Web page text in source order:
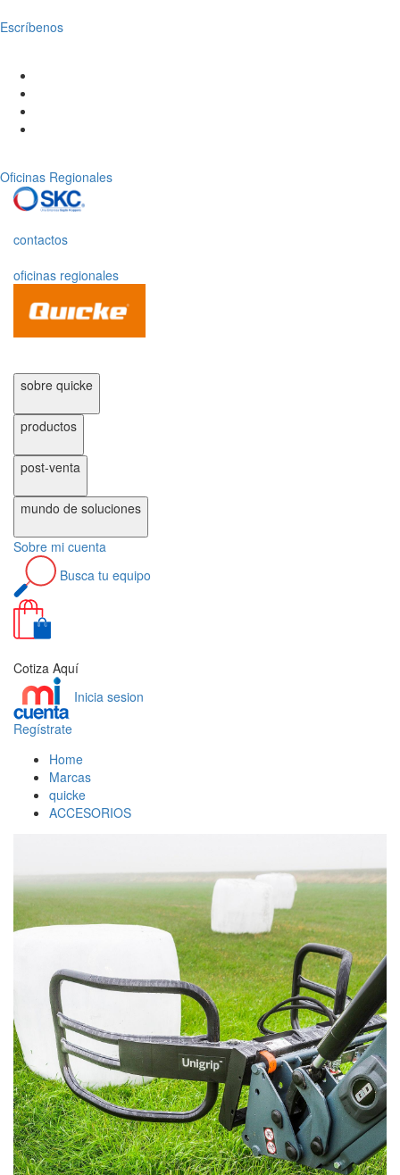
Escríbenos
Oficinas Regionales
contactos
oficinas regionales
sobre quicke
productos
post-venta
mundo de soluciones
Sobre mi cuenta
Busca tu equipo
Cotiza Aquí
Inicia sesion
Regístrate
Home
Marcas
quicke
ACCESORIOS